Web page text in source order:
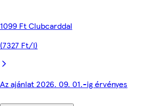
1099 Ft Clubcarddal
(7327 Ft/l)
Az ajánlat 2026. 09. 01.-ig érvényes